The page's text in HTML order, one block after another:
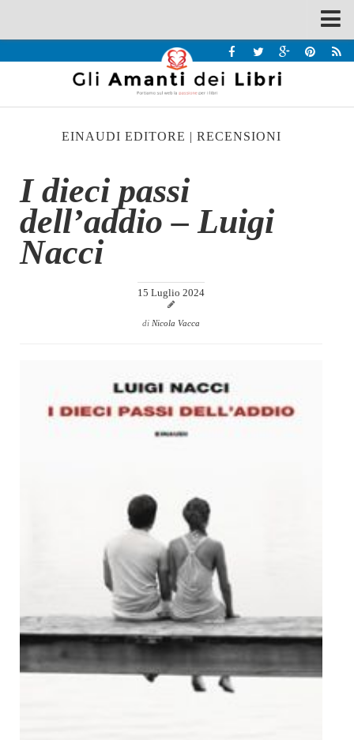
Recensioni
Interviste & Incontri
Chi siamo
Contatti
Eventi
Rassegna Stampa
Giallo Stresa
Premio Chiara
Tabù Festival 2014
A Tutto Volume
Salone di Torino
EINAUDI EDITORE | RECENSIONI
I dieci passi
dell’addio – Luigi
Nacci
15 Luglio 2024
di Nicola Vacca